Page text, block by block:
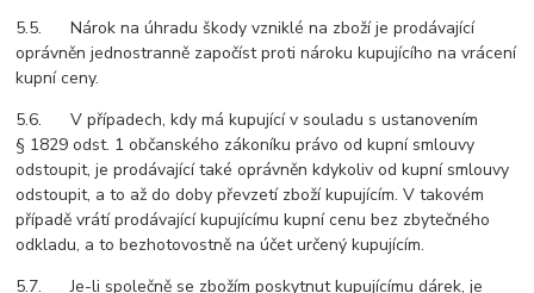
5.5. Nárok na úhradu škody vzniklé na zboží je prodávající
oprávněn jednostranně započíst proti nároku kupujícího na vrácení
kupní ceny.
5.6. V případech, kdy má kupující v souladu s ustanovením
§ 1829 odst. 1 občanského zákoníku právo od kupní smlouvy
odstoupit, je prodávající také oprávněn kdykoliv od kupní smlouvy
odstoupit, a to až do doby převzetí zboží kupujícím. V takovém
případě vrátí prodávající kupujícímu kupní cenu bez zbytečného
odkladu, a to bezhotovostně na účet určený kupujícím.
5.7. Je-li společně se zbožím poskytnut kupujícímu dárek, je